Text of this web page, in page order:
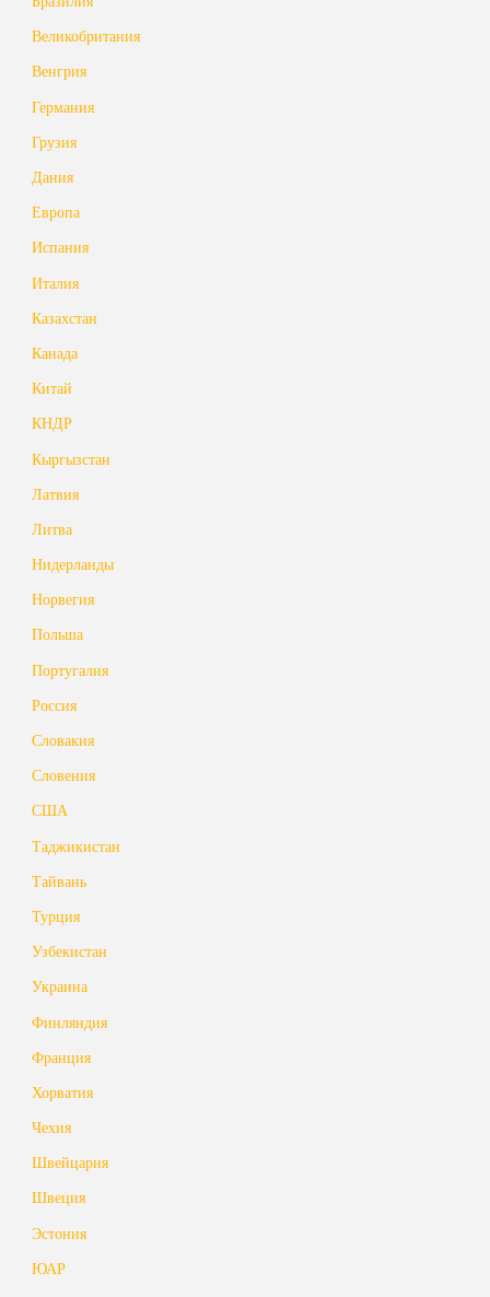
Великобритания
Венгрия
Германия
Грузия
Дания
Европа
Испания
Италия
Казахстан
Канада
Китай
КНДР
Кыргызстан
Латвия
Литва
Нидерланды
Норвегия
Польша
Португалия
Россия
Словакия
Словения
США
Таджикистан
Тайвань
Турция
Узбекистан
Украина
Финляндия
Франция
Хорватия
Чехия
Швейцария
Швеция
Эстония
ЮАР